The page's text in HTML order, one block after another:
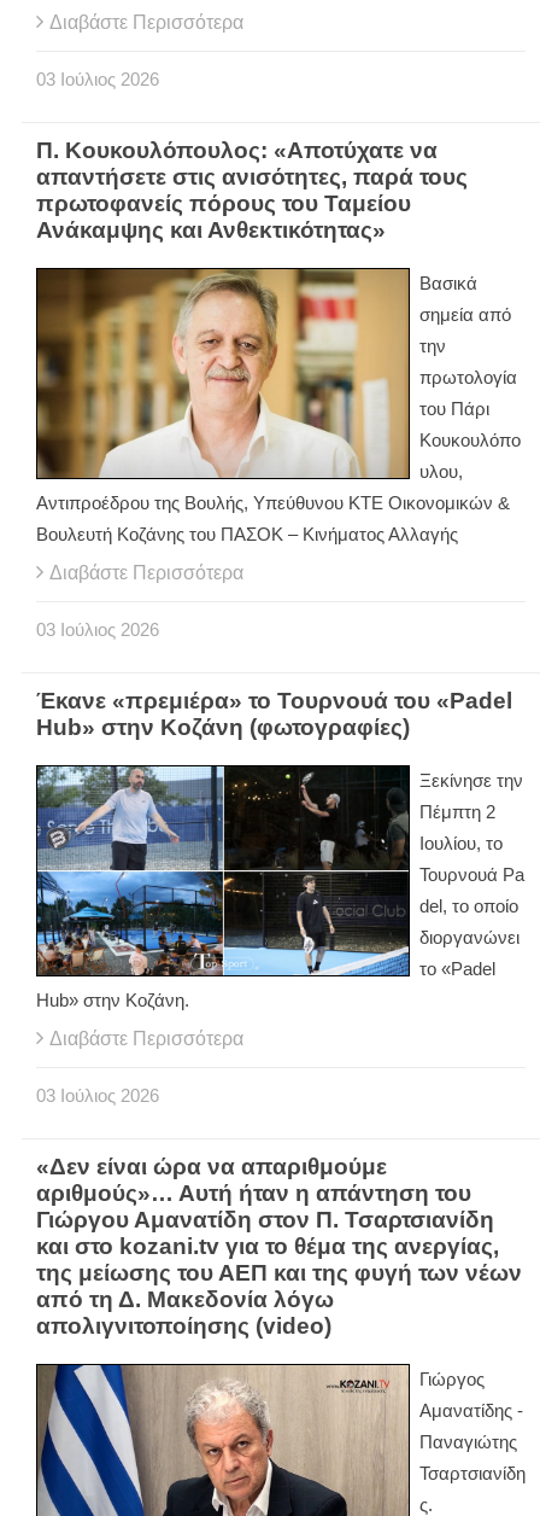
Διαβάστε Περισσότερα
03 Ιούλιος 2026
Π. Κουκουλόπουλος: «Αποτύχατε να
απαντήσετε στις ανισότητες, παρά τους
πρωτοφανείς πόρους του Ταμείου
Ανάκαμψης και Ανθεκτικότητας»
Βασικά
σημεία από
την
πρωτολογία
του Πάρι
Κουκουλόπο
υλου,
Αντιπροέδρου της Βουλής, Υπεύθυνου ΚΤΕ Οικονομικών &
Βουλευτή Κοζάνης του ΠΑΣΟΚ – Κινήματος Αλλαγής
Διαβάστε Περισσότερα
03 Ιούλιος 2026
Έκανε «πρεμιέρα» το Τουρνουά του «Padel
Hub» στην Κοζάνη (φωτογραφίες)
Ξεκίνησε την
Πέμπτη 2
Ιουλίου, το
Τουρνουά Pa
del , το οποίο
διοργανώνει
το «Padel
Hub» στην Κοζάνη.
Διαβάστε Περισσότερα
03 Ιούλιος 2026
«Δεν είναι ώρα να απαριθμούμε
αριθμούς»… Αυτή ήταν η απάντηση του
Γιώργου Αμανατίδη στον Π. Τσαρτσιανίδη
και στο kozani.tv για το θέμα της ανεργίας,
της μείωσης του ΑΕΠ και της φυγή των νέων
από τη Δ. Μακεδονία λόγω
απολιγνιτοποίησης (video)
Γιώργος
Αμανατίδης -
Παναγιώτης
Τσαρτσιανίδη
ς.